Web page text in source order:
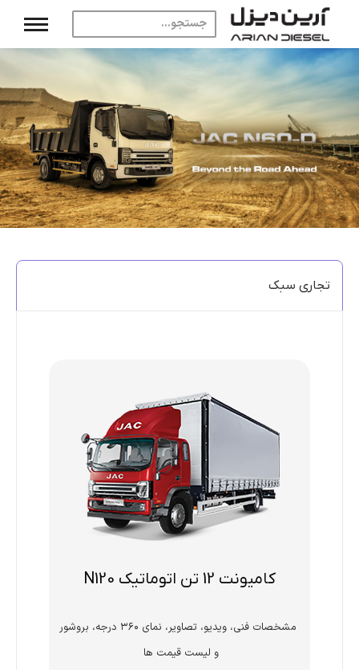
تجاری سبک
کامیونت 12 تن اتوماتیک N120
مشخصات فنی، ویدیو، تصاویر، نمای ۳۶۰ درجه، بروشور
و لیست قیمت ها